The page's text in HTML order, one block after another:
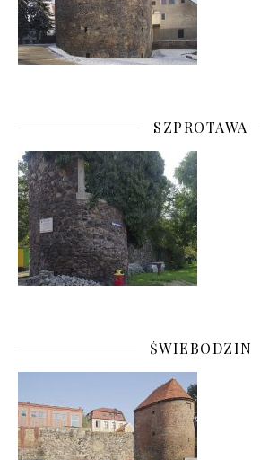
SZPROTAWA
ŚWIEBODZIN